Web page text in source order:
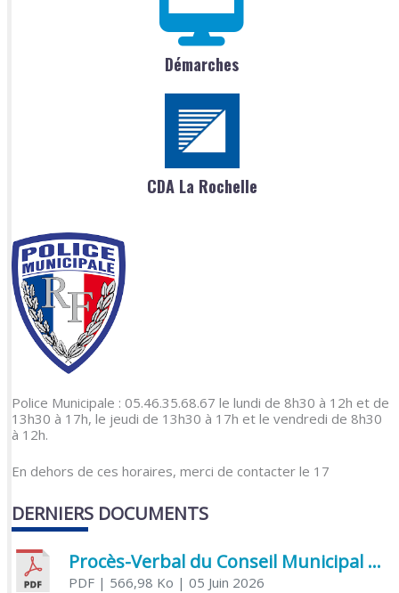
Démarches
CDA La Rochelle
Police Municipale : 05.46.35.68.67 le lundi de 8h30 à 12h et de
13h30 à 17h, le jeudi de 13h30 à 17h et le vendredi de 8h30
à 12h.
En dehors de ces horaires, merci de contacter le 17
DERNIERS DOCUMENTS
Procès-Verbal du Conseil Municipal du 5 juin 2026
PDF| 566,98 Ko | 05 Juin 2026